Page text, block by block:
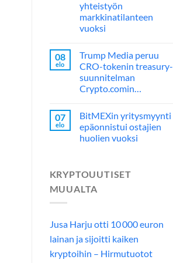
yhteistyön
markkinatilanteen
vuoksi
08
elo
Trump Media peruu
CRO-tokenin treasury-
suunnitelman
Crypto.comin…
07
elo
BitMEXin yritysmyynti
epäonnistui ostajien
huolien vuoksi
KRYPTOUUTISET
MUUALTA
Jusa Harju otti 10 000 euron
lainan ja sijoitti kaiken
kryptoihin – Hirmutuotot